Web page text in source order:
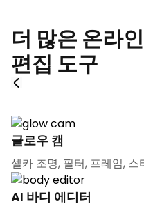
더 많은 온라
편집 도구
글로우 캠
셀카 조명, 필터, 프레임,
AI 바디 에디터